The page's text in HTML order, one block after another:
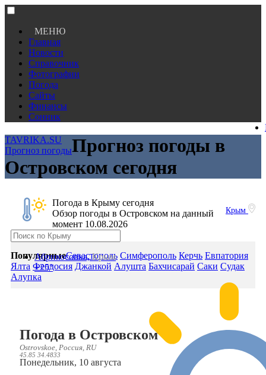
МЕНЮ
Главная
Новости
Справочник
Фотографии
Погода
Сайты
Финансы
Сонник
TAVRIKA.SU
Прогноз погодыПрогноз погоды в
Островском сегодня
Крым
Погода в Крыму сегодня
Обзор погоды в Островском на данный
момент 10.08.2026
Абрикосовка,Крым
+25°
ПопулярныеСевастополь Симферополь Керчь Евпатория
Ялта Феодосия Джанкой Алушта Бахчисарай Саки Судак
Алупка
Погода в Островском
Ostrovskoe, Россия, RU
45.85 34.4833
Понедельник, 10 августа